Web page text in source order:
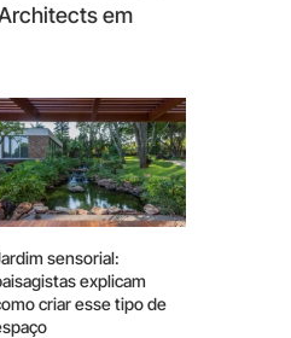
em
sensorial:
explicam
criar esse tipo de